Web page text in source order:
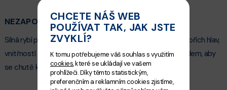
NEZAPOMEŇTE NA RYBÍ POLÉVKU
Silná rybí polévka je základ českých Vánoc. Připravte ji z kapřích hlav,
vnitřností z kapra (jikry, mlíčí) a zeleniny – ideálně den předem, aby
se chutě krásně propojily.
CHCETE NÁŠ WEB
POUŽÍVAT TAK, JAK JSTE
ZVYKLÍ?
K tomu potřebujeme váš souhlas s využitím
cookies, které se ukládají ve vašem
prohlížeči. Díky těmto statistickým,
preferenčním a reklamním cookies zjistíme,